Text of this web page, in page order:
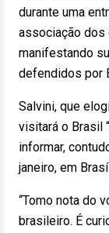
durante uma
associação dos
manifestando
defendidos por
Salvini, que
visitará o Brasil
informar,
janeiro, em
“Tomo nota do
brasileiro. É